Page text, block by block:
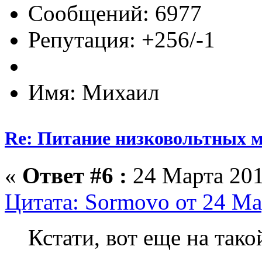
Сообщений: 6977
Репутация: +256/-1
Имя: Михаил
Re: Питание низковольтных
« Ответ #6 : 24 Марта
Цитата: Sormovo от 24
Кстати, вот еще на